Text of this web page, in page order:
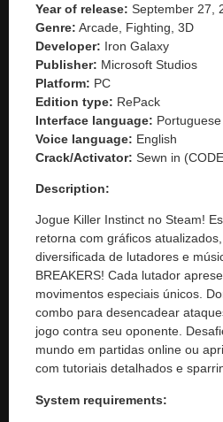
Year of release: September 27,
Genre: Arcade, Fighting, 3D
Developer: Iron Galaxy
Publisher: Microsoft Studios
Platform: PC
Edition type: RePack
Interface language:
Voice language: English
Crack/Activator: Sewn in
Description:
Jogue Killer Instinct no Steam!
retorna com gráficos
diversificada de lutadores e
BREAKERS! Cada lutador
movimentos especiais únicos.
combo para desencadear
jogo contra seu oponente.
mundo em partidas online ou
com tutoriais detalhados e
System requirements: